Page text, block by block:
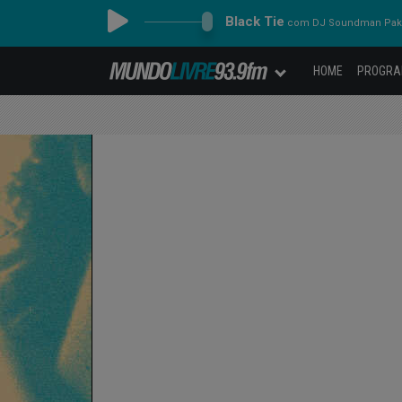
Black Tie com DJ Soundman
HOME